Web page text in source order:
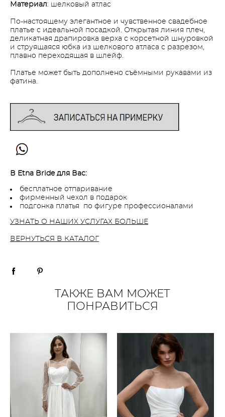
Материал: шелковый атлас
По-настоящему элегантное и чувственное свадебное
платье с идеальной посадкой. Открытая линия плеч,
деликатная драпировка верха с корсетной шнуровкой
и струящаяся юбка из шелкового атласа с разрезом,
плавно переходящая в шлейф.
Платье может быть дополнено съёмными рукавами из
фатина.
В Etna Bride для Вас:
бесплатное отпаривание
фирменный чехол в подарок
подгонка платья по фигуре профессионалами
УЗНАТЬ О НАШИХ УСЛУГАХ БОЛЬШЕ
ВЕРНУТЬСЯ В КАТАЛОГ
ТАКЖЕ ВАМ МОЖЕТ
ПОНРАВИТЬСЯ